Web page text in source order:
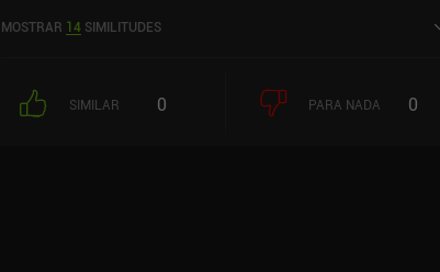
de 2017 y tiene una valoración actual de 4,4 sobre 5,0 en Google
MOSTRAR 14 SIMILITUDES
SIMILAR 0 PARA NADA 0